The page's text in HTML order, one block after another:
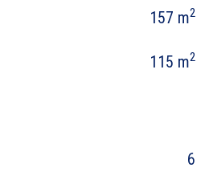
157 m2
115 m2
6